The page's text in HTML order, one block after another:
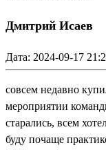
Дмитрий Исаев
Дата: 2024-09-17
совсем недавно
мероприятии
старались, всем
буду почаще